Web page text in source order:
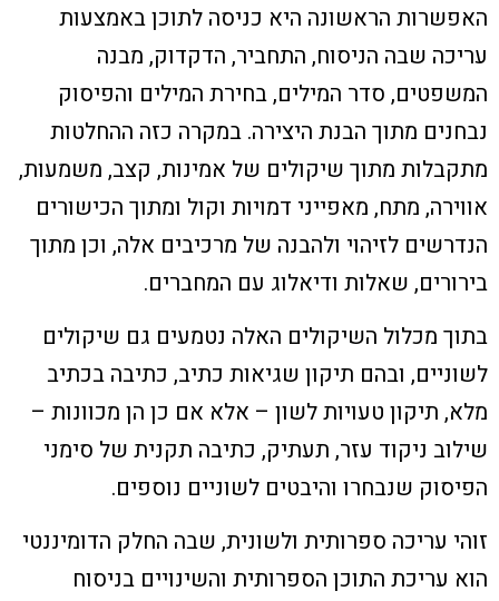
האפשרות הראשונה היא כניסה לתוכן באמצעות
עריכה שבה הניסוח, התחביר, הדקדוק, מבנה
המשפטים, סדר המילים, בחירת המילים והפיסוק
נבחנים מתוך הבנת היצירה. במקרה כזה ההחלטות
מתקבלות מתוך שיקולים של אמינות, קצב, משמעות,
אווירה, מתח, מאפייני דמויות וקול ומתוך הכישורים
הנדרשים לזיהוי ולהבנה של מרכיבים אלה, וכן מתוך
בירורים, שאלות ודיאלוג עם המחברים.
בתוך מכלול השיקולים האלה נטמעים גם שיקולים
לשוניים, ובהם תיקון שגיאות כתיב, כתיבה בכתיב
מלא, תיקון טעויות לשון – אלא אם כן הן מכוונות –
שילוב ניקוד עזר, תעתיק, כתיבה תקנית של סימני
הפיסוק שנבחרו והיבטים לשוניים נוספים.
זוהי עריכה ספרותית ולשונית, שבה החלק הדומיננטי
הוא עריכת התוכן הספרותית והשינויים בניסוח